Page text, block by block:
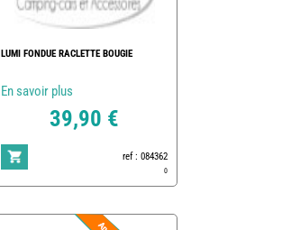
LUMI FONDUE RACLETTE BOUGIE
En savoir plus
39,90 €
ref : 084362
0